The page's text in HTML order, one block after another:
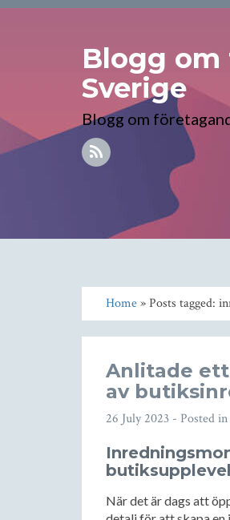
Blogg
Sverige
Blogg om
Home» Posts tagged:
Anlitade
av
26 July 2023 - Posted in
När det är dags att